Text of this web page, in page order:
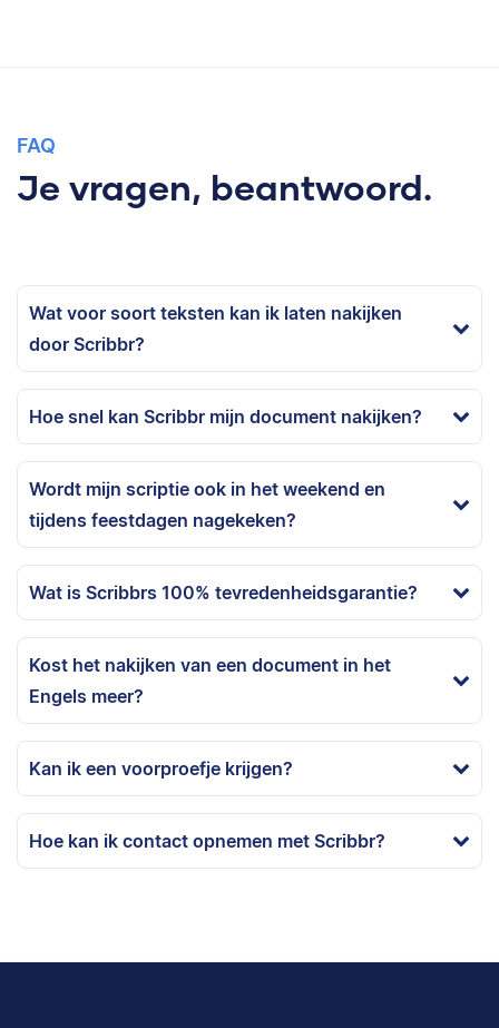
FAQ
Je vragen, beantwoord.
Wat voor soort teksten kan ik laten nakijken
door Scribbr?
Hoe snel kan Scribbr mijn document nakijken?
Wordt mijn scriptie ook in het weekend en
tijdens feestdagen nagekeken?
Wat is Scribbrs 100% tevredenheidsgarantie?
Kost het nakijken van een document in het
Engels meer?
Kan ik een voorproefje krijgen?
Hoe kan ik contact opnemen met Scribbr?